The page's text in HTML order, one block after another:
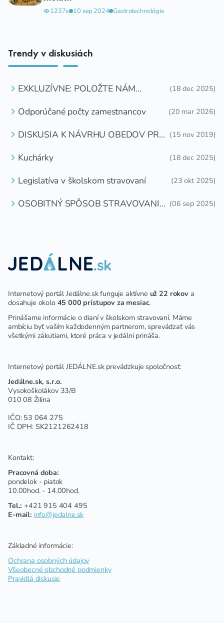
1237x 10 sep 2024 Gastrotechnológie
Trendy v diskusiách
EXKLUZÍVNE: POLOŽTE NÁM
(18 dec 2025)
Odporúčané počty zamestnancov (20 mar 2026)
DISKUSIA K NÁVRHU OBEDOV PRE
(15 nov 2019)
Kuchárky (18 dec 2025)
Legislatíva v školskom stravovaní (23 okt 2025)
OSOBITNÝ SPÔSOB STRAVOVANIA (06 sep 2025)
Internetový portál Jedálne.sk funguje aktívne už 22 rokova
dosahuje okolo 45 000 prístupov za mesiac.
Prinášame informácie o dianí v školskom stravovaní. Máme
ambíciu byť vaším každodenným partnerom, sprevádzať vás
všetkými zákutiami, ktoré práca v jedálni prináša.
Internetový portál JEDÁLNE.sk prevádzkuje spoločnosť:
Jedálne.sk, s.r.o.
Vysokoškolákov 33/B
010 08 Žilina
IČO: 53 064 275
IČ DPH: SK2121262418
Kontakt:
Pracovná doba:
pondelok - piatok
10.00hod. - 14.00hod.
Tel.: +421 915 404 495
E-mail: info@jedalne.sk
Základné informácie:
Ochrana osobných údajov
Všeobecné obchodné podmienky
Pravidlá diskusie